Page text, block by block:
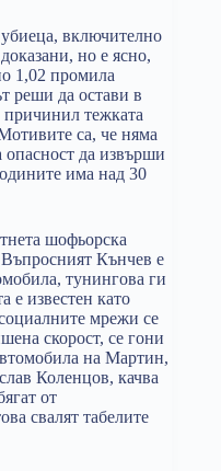
включително
но е ясно,
1,02 промила
реши да остави в
тежката
са, че няма
да извърши
има над 30
шофьорска
Кънчев е
тунингова ги
е известен като
мрежи се
скорост, се гони
на Мартин,
Коленцов, качва
от
свалят табелите